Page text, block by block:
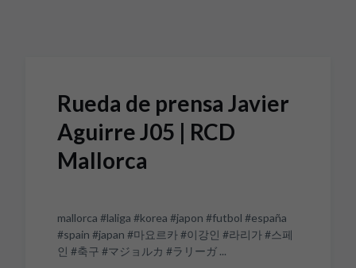
Rueda de prensa Javier
Aguirre J05 | RCD
Mallorca
mallorca #laliga #korea #japon #futbol #españa
#spain #japan #마요르카 #이강인 #라리가 #스페
인 #축구 #マジョルカ #ラリーガ ...